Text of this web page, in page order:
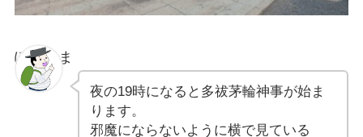
ぽちゃま
夜の19時になると多祓茅輪神事が始ま
ります。
邪魔にならないように横で見ている